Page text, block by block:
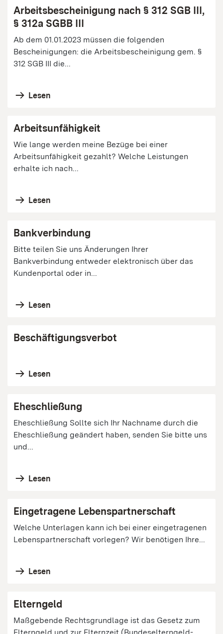
Arbeitsbescheinigung nach § 312 SGB III,
§ 312a SGBB III
Ab dem 01.01.2023 müssen die folgenden
Bescheinigungen: die Arbeitsbescheinigung gem. §
312 SGB III die...
Lesen
Arbeitsunfähigkeit
Wie lange werden meine Bezüge bei einer
Arbeitsunfähigkeit gezahlt? Welche Leistungen
erhalte ich nach...
Lesen
Bankverbindung
Bitte teilen Sie uns Änderungen Ihrer
Bankverbindung entweder elektronisch über das
Kundenportal oder in...
Lesen
Beschäftigungsverbot
Lesen
Eheschließung
Eheschließung Sollte sich Ihr Nachname durch die
Eheschließung geändert haben, senden Sie bitte uns
und...
Lesen
Eingetragene Lebenspartnerschaft
Welche Unterlagen kann ich bei einer eingetragenen
Lebenspartnerschaft vorlegen? Wir benötigen Ihre...
Lesen
Elterngeld
Maßgebende Rechtsgrundlage ist das Gesetz zum